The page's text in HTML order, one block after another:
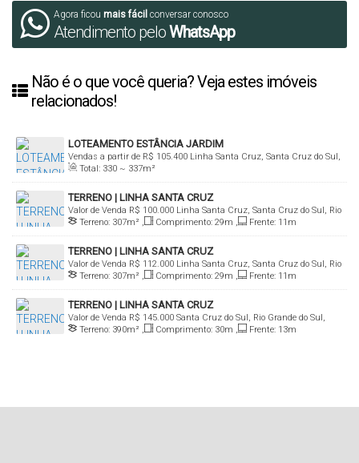
Agora ficou mais fácil conversar conosco
Atendimento peloWhatsApp
Não é o que você queria? Veja estes imóveis
relacionados!
LOTEAMENTO ESTÂNCIA JARDIM
R$ 105.400
Vendas a partir de
Linha Santa Cruz, Santa Cruz do Sul,
Rio Grande do Sul, Brasil
Total: 330 ~ 337m²
TERRENO | LINHA SANTA CRUZ
R$ 100.000
Valor de Venda
Linha Santa Cruz, Santa Cruz do Sul, Rio
Grande do Sul, Brasil
Terreno: 307m² , Comprimento: 29m , Frente: 11m
TERRENO | LINHA SANTA CRUZ
R$ 112.000
Valor de Venda
Linha Santa Cruz, Santa Cruz do Sul, Rio
Grande do Sul, Brasil
Terreno: 307m² , Comprimento: 29m , Frente: 11m
TERRENO | LINHA SANTA CRUZ
R$ 145.000
Valor de Venda
Santa Cruz do Sul, Rio Grande do Sul,
BrasilTerreno: 390m² , Comprimento: 30m , Frente: 13m